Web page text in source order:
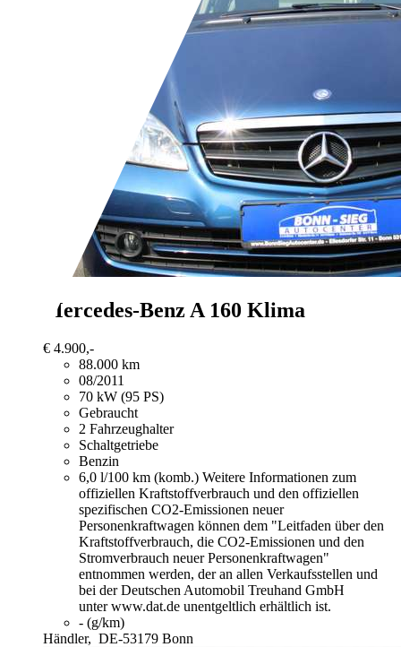
Mercedes-Benz A 160 Klima
€ 4.900,-
88.000 km
08/2011
70 kW (95 PS)
Gebraucht
2 Fahrzeughalter
Schaltgetriebe
Benzin
6,0 l/100 km (komb.) Weitere Informationen zum
offiziellen Kraftstoffverbrauch und den offiziellen
spezifischen CO2-Emissionen neuer
Personenkraftwagen können dem "Leitfaden über den
Kraftstoffverbrauch, die CO2-Emissionen und den
Stromverbrauch neuer Personenkraftwagen"
entnommen werden, der an allen Verkaufsstellen und
bei der Deutschen Automobil Treuhand GmbH
unter www.dat.de unentgeltlich erhältlich ist.
- (g/km)
Händler, DE-53179 Bonn